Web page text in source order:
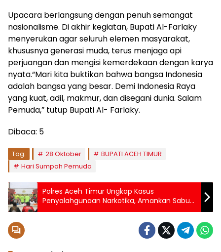
Upacara berlangsung dengan penuh semangat
nasionalisme. Di akhir kegiatan, Bupati Al-Farlaky
menyerukan agar seluruh elemen masyarakat,
khususnya generasi muda, terus menjaga api
perjuangan dan mengisi kemerdekaan dengan karya
nyata.“Mari kita buktikan bahwa bangsa Indonesia
adalah bangsa yang besar. Demi Indonesia Raya
yang kuat, adil, makmur, dan disegani dunia. Salam
Pemuda,” tutup Bupati Al- Farlaky.
Dibaca: 5
Tag: 28 Oktober
BUPATI ACEH TIMUR
Hari Sumpah Pemuda
Polres Aceh Timur Ungkap Kasus
Penyalahgunaan Narkotika, Amankan Sabu
920 Gram dan Tiga Tersangka